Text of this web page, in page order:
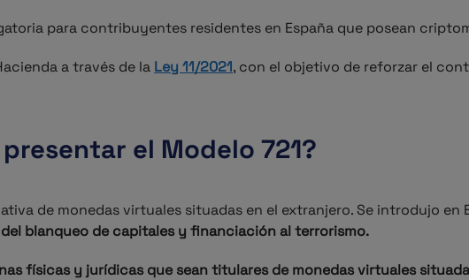
para contribuyentes residentes en España que posean
a través de la Ley 11/2021, con el objetivo de reforzar el
el Modelo 721?
de monedas virtuales situadas en el extranjero. Se introdujo
blanqueo de capitales y financiación al terrorismo.
físicas y jurídicas que sean titulares de monedas virtuales